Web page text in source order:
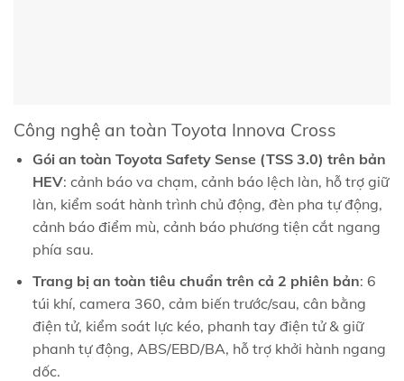
Công nghệ an toàn Toyota Innova Cross
Gói an toàn Toyota Safety Sense (TSS 3.0) trên bản
HEV: cảnh báo va chạm, cảnh báo lệch làn, hỗ trợ giữ
làn, kiểm soát hành trình chủ động, đèn pha tự động,
cảnh báo điểm mù, cảnh báo phương tiện cắt ngang
phía sau.
Trang bị an toàn tiêu chuẩn trên cả 2 phiên bản: 6
túi khí, camera 360, cảm biến trước/sau, cân bằng
điện tử, kiểm soát lực kéo, phanh tay điện tử & giữ
phanh tự động, ABS/EBD/BA, hỗ trợ khởi hành ngang
dốc.